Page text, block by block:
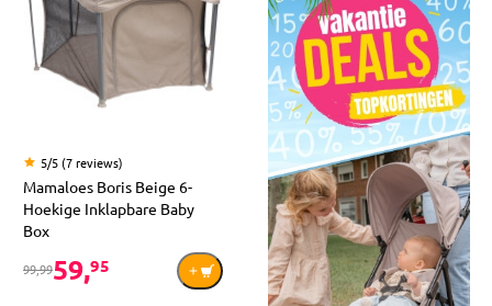
5/5 (7 reviews)
Mamaloes Boris Beige 6-
Hoekige Inklapbare Baby
Box
99,9959,95